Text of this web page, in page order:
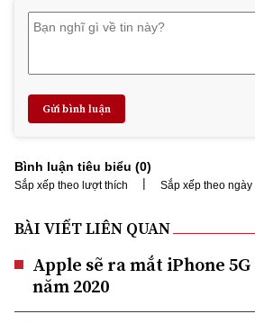
Gửi bình luận
Bình luận tiêu biểu (0)
Sắp xếp theo lượt thích | Sắp xếp theo ngày
BÀI VIẾT LIÊN QUAN
Apple sẽ ra mắt iPhone
năm 2020